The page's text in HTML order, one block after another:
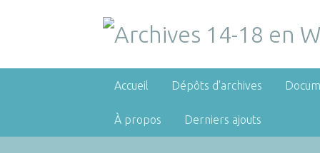
Accueil Dépôts d'archives
À propos Derniers ajouts